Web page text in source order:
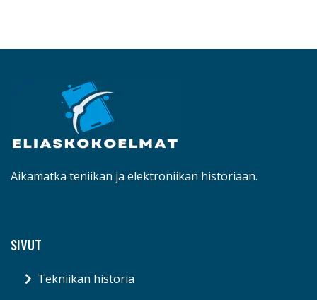
Aikamatka teniikan ja elektroniikan historiaan.
SIVUT
Tekniikan historia